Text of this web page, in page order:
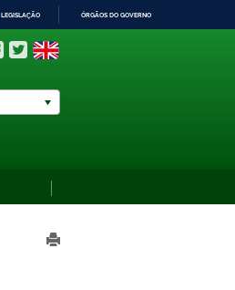
LEGISLAÇÃO ÓRGÃOS DO GOVERNO